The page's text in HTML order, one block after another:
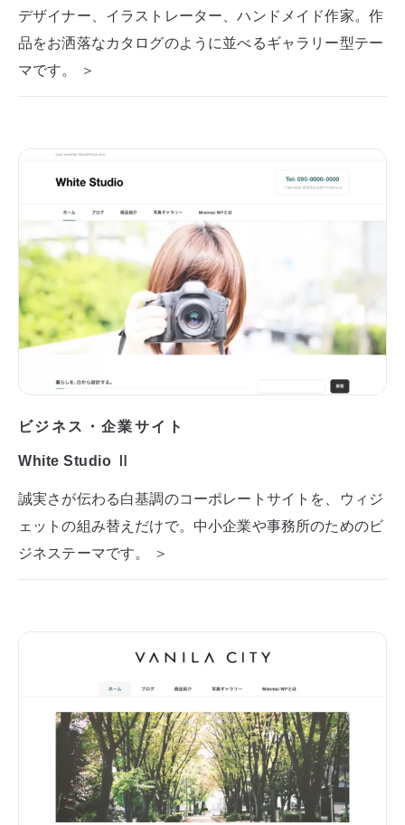
デザイナー、イラストレーター、ハンドメイド作家。作
品をお洒落なカタログのように並べるギャラリー型テー
マです。 ＞
ビジネス・企業サイト
White Studio Ⅱ
誠実さが伝わる白基調のコーポレートサイトを、ウィジ
ェットの組み替えだけで。中小企業や事務所のためのビ
ジネステーマです。 ＞